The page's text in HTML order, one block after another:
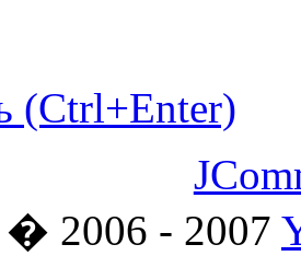
(Ctrl+Enter)
2006 - 2007